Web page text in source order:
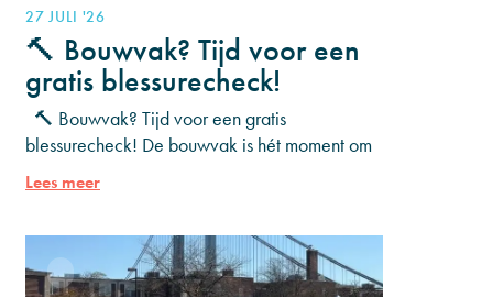
27 JULI '26
🔨 Bouwvak? Tijd voor een
gratis blessurecheck!
🔨 Bouwvak? Tijd voor een gratis
blessurecheck! De bouwvak is hét moment om
even op adem te komen. Heb je al een tijdje
last
Lees meer